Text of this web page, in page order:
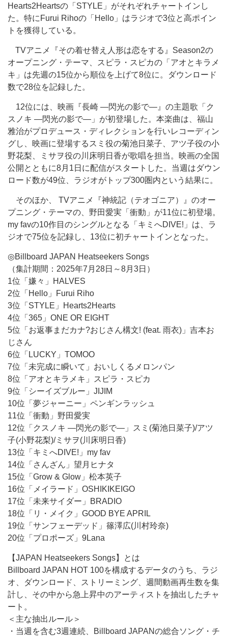
Hearts2Heartsの「STYLE」がそれぞれチャートインし
た。特にFurui Rihoの「Hello」はラジオで3位と高ポイン
トを獲得している。
TVアニメ『その着せ替え人形は恋をする』Season2の
オープニング・テーマ、スピラ・スピカの「アオとキラメ
キ」は先週の15位から順位を上げて8位に。ダウンロード
数で28位を記録した。
12位には、映画『長崎 ―閃光の影で―』の主題歌「ク
スノキ ―閃光の影で―」が初登場した。本楽曲は、福山
雅治がプロデュース・ディレクションを行いレコーディン
グし、映画に登場するスミ役の菊池日菜子、アツ子役の小
野花梨、ミサヲ役の川床明日香が歌唱を担当。映画の全国
公開とともに8月1日に配信がスタートした。当週はダウン
ロード数が49位、ラジオがトップ300圏内という結果に。
そのほか、 TVアニメ『神統記（テオゴニア）』のオー
プニング・テーマの、野田愛実「衝動」が11位に初登場。
my favの10作目のシングルとなる「キミへDIVE!」は、ラ
ジオで75位を記録し、13位に初チャートインとなった。
◎Billboard JAPAN Heatseekers Songs
（集計期間：2025年7月28日～8月3日）
1位「嫌々」HALVES
2位「Hello」Furui Riho
3位「STYLE」Hearts2Hearts
4位「365」ONE OR EIGHT
5位「お返事まだカナ?おじさん構文! (feat. 雨衣)」吉本お
じさん
6位「LUCKY」TOMOO
7位「未完成に瞬いて」おいしくるメロンパン
8位「アオとキラメキ」スピラ・スピカ
9位「シーイズブルー」JIJIM
10位「夢ジャーニー」ペンギンラッシュ
11位「衝動」野田愛実
12位「クスノキ ―閃光の影で―」スミ(菊池日菜子)/アツ
子(小野花梨)/ミサヲ(川床明日香)
13位「キミへDIVE!」my fav
14位「さんざん」望月ヒナタ
15位「Grow & Glow」松本英子
16位「メイラード」OSHIKIKEIGO
17位「未来サイダー」BRADIO
18位「リ・メイク」GOOD BYE APRIL
19位「サンフェーデッド」篠澤広(川村玲奈)
20位「プロポーズ」9Lana
【JAPAN Heatseekers Songs】とは
Billboard JAPAN HOT 100を構成するデータのうち、ラジ
オ、ダウンロード、ストリーミング、週間動画再生数を集
計し、その中から急上昇中のアーティストを抽出したチャ
ート。
＜主な抽出ルール＞
・当週を含む3週連続、Billboard JAPANの総合ソング・チ